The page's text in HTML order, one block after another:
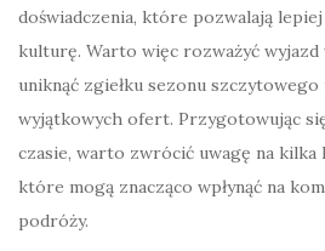
doświadczenia, które pozwalają
kulturę. Warto więc rozważyć wyjazd
uniknąć zgiełku sezonu
wyjątkowych ofert. Przygotowując
czasie, warto zwrócić uwagę na kilka
które mogą znacząco wpłynąć na
podróży.